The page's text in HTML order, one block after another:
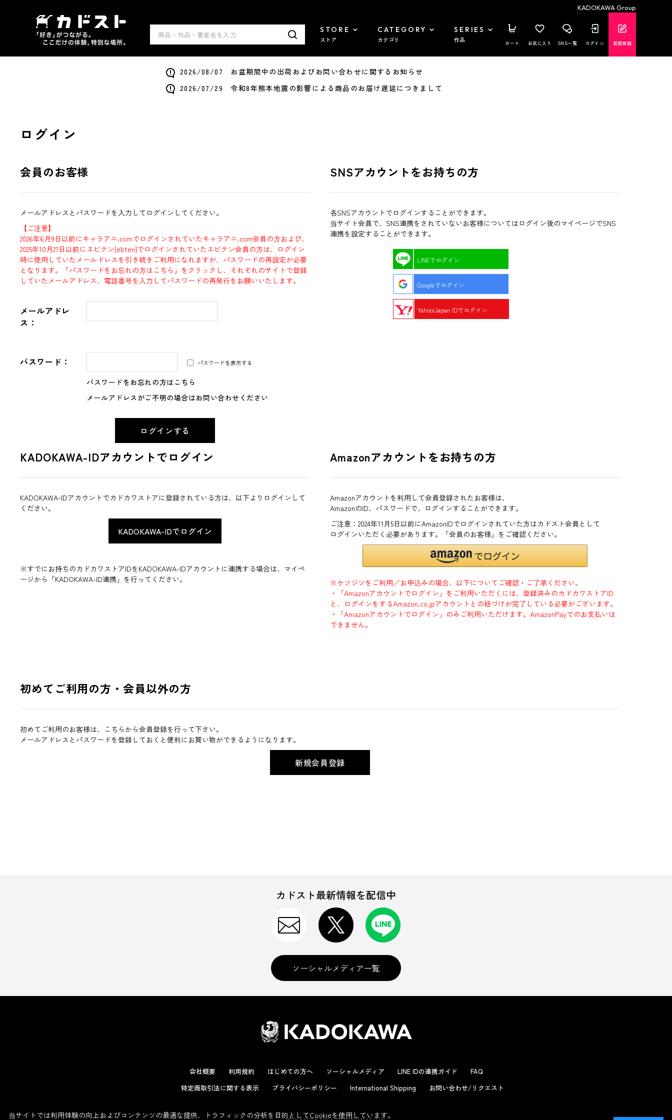
KADOKAWA Group
STORE
ストア
CATEGORY
カテゴリ
SERIES
作品 カート お気に入り SNS一覧 ログイン 新規登録
2026/08/07 お盆期間中の出荷およびお問い合わせに関するお知らせ
2026/07/29 令和8年熊本地震の影響による商品のお届け遅延につきまして
ログイン
会員のお客様
メールアドレスとパスワードを入力してログインしてください。
【ご注意】
2026年6月9日以前にキャラアニ.comでログインされていたキャラアニ.com会員の方および、
2025年10月27日以前にエビテン[ebten]でログインされていたエビテン会員の方は、ログイン
時に使用していたメールドレスを引き続きご利用になれますが、パスワードの再設定が必要
となります。「パスワードをお忘れの方はこちら」をクリックし、それぞれのサイトで登録
していたメールアドレス、電話番号を入力してパスワードの再発行をお願いいたします。
メールアドレ
ス：
パスワード： パスワードを表示する
パスワードをお忘れの方はこちら
メールアドレスがご不明の場合はお問い合わせください
KADOKAWA-IDアカウントでログイン
KADOKAWA-IDアカウントでカドカワストアに登録されている方は、以下よりログインして
ください。
※すでにお持ちのカドカワストアIDをKADOKAWA-IDアカウントに連携する場合は、マイペ
ージから「KADOKAWA-ID連携」を行ってください。
SNSアカウントをお持ちの方
各SNSアカウントでログインすることができます。
当サイト会員で、SNS連携をされていないお客様についてはログイン後のマイページでSNS
連携を設定することができます。
LINEでログイン
Googleでログイン
Yahoo!Japan IDでログイン
Amazonアカウントをお持ちの方
Amazonアカウントを利用して会員登録されたお客様は、
AmazonのID、パスワードで、ログインすることができます。
ご注意：2024年11月5日以前にAmazonIDでログインされていた方はカドスト会員として
ログインいただく必要があります。「会員のお客様」をご確認ください。
※ケツジツをご利用／お申込みの場合、以下についてご確認・ご了承ください。
・「Amazonアカウントでログイン」をご利用いただくには、登録済みのカドカワストアID
と、ログインをするAmazon.co.jpアカウントとの紐づけが完了している必要がございます。
・「Amazonアカウントでログイン」のみご利用いただけます。AmazonPayでのお支払いは
できません。
初めてご利用の方・会員以外の方
初めてご利用のお客様は、こちらから会員登録を行って下さい。
メールアドレスとパスワードを登録しておくと便利にお買い物ができるようになります。
カドスト最新情報を配信中
ソーシャルメディア一覧
会社概要 利用規約 はじめての方へ ソーシャルメディア LINE IDの連携ガイド
FAQ
特定商取引法に関する表示
プライバシーポリシー International Shipping お問い合わせ/リクエスト
当サイトでは利用体験の向上およびコンテンツの最適な提供、トラフィックの分析を目的としてCookieを使用しています。